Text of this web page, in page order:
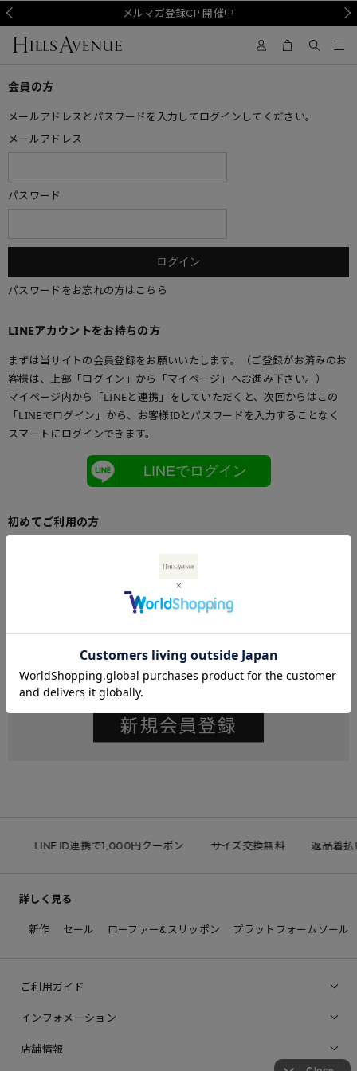
メルマガ登録CP 開催中
会員の方
メールアドレスとパスワードを入力してログインしてください。
メールアドレス
パスワード
パスワードをお忘れの方はこちら
LINEアカウントをお持ちの方
まずは当サイトの会員登録をお願いいたします。（ご登録がお済みのお
客様は、上部「ログイン」から「マイページ」へお進み下さい。）
マイページ内から「LINEと連携」をしていただくと、次回からはこの
「LINEでログイン」から、お客様IDとパスワードを入力することなく
スマートにログインできます。
LINEでログイン
初めてご利用の方
メールアドレスとパスワードを登録しておくと便利にお買い物ができる
LINE ID連携で1,000円クーポン サイズ交換無料 返品着払
詳しく見る
新作 セール ローファー&スリッポン プラットフォームソール
ご利用ガイド
インフォメーション
店舗情報